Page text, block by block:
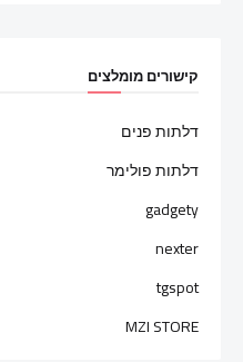
קישורים מומלצים
דלתות פנים
דלתות פולימר
gadgety
nexter
tgspot
MZI STORE